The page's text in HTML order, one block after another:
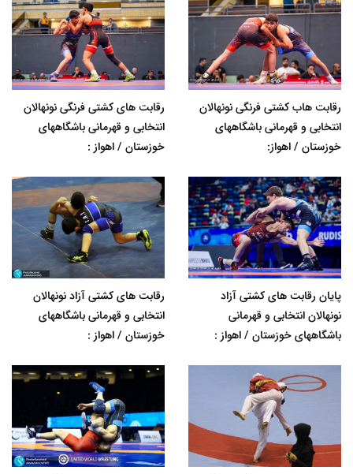
رقابت هاب کشتی فرنگی نونهالان
انتخابی و قهرمانی باشگاههای
خوزستان / اهواز:
رقابت های کشتی فرنگی نونهالان
انتخابی و قهرمانی باشگاههای
خوزستان / اهواز :
پایان رقابت های کشتی آزاد
نونهالان انتخابی و قهرمانی
باشگاههای خوزستان / اهواز :
رقابت های کشتی آزاد نونهالان
انتخابی و قهرمانی باشگاههای
خوزستان / اهواز :